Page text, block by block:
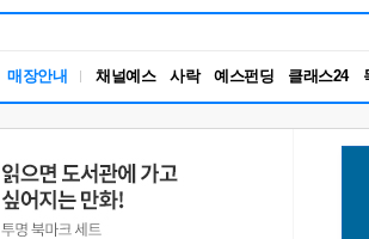
매장안내 채널예스 사락 예스펀딩 클래스24